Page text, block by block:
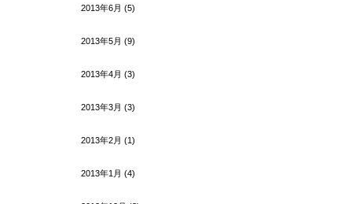
2013年6月 (5)
2013年5月 (9)
2013年4月 (3)
2013年3月 (3)
2013年2月 (1)
2013年1月 (4)